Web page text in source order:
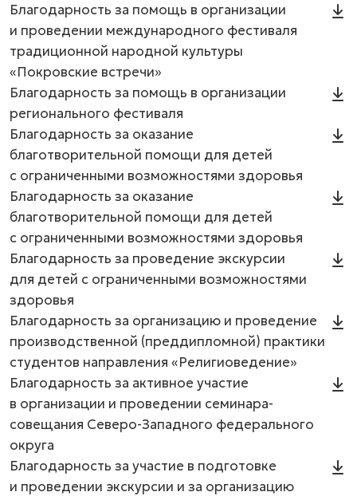
Благодарность за помощь в организации
и проведении международного фестиваля
традиционной народной культуры
«Покровские встречи»
Благодарность за помощь в организации
регионального фестиваля
Благодарность за оказание
благотворительной помощи для детей
с ограниченными возможностями здоровья
Благодарность за оказание
благотворительной помощи для детей
с ограниченными возможностями здоровья
Благодарность за проведение экскурсии
для детей с ограниченными возможностями
здоровья
Благодарность за организацию и проведение
производственной (преддипломной) практики
студентов направления «Религиоведение»
Благодарность за активное участие
в организации и проведении семинара-
совещания Северо-Западного федерального
округа
Благодарность за участие в подготовке
и проведении экскурсии и за организацию